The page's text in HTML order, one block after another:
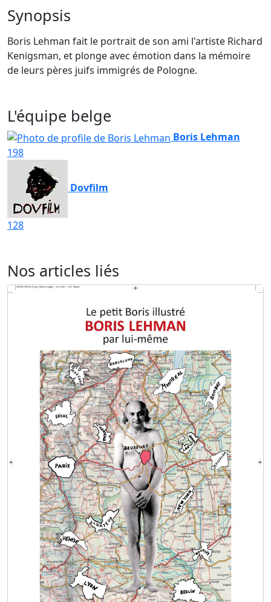
Synopsis
Boris Lehman fait le portrait de son ami l'artiste Richard
Kenigsman, et plonge avec émotion dans la mémoire
de leurs pères juifs immigrés de Pologne.
L'équipe belge
Boris Lehman
198
Dovfilm
128
Nos articles liés